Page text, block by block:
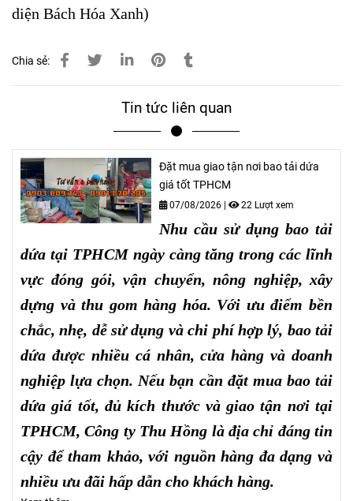
diện Bách Hóa Xanh)
Chia sẻ:
Tin tức liên quan
Đặt mua giao tận nơi bao tải dứa
giá tốt TPHCM
07/08/2026 | 22 Lượt xem
Nhu cầu sử dụng bao tải
dứa tại TPHCM ngày càng tăng trong các lĩnh
vực đóng gói, vận chuyển, nông nghiệp, xây
dựng và thu gom hàng hóa. Với ưu điểm bền
chắc, nhẹ, dễ sử dụng và chi phí hợp lý, bao tải
dứa được nhiều cá nhân, cửa hàng và doanh
nghiệp lựa chọn. Nếu bạn cần đặt mua bao tải
dứa giá tốt, đủ kích thước và giao tận nơi tại
TPHCM, Công ty Thu Hồng là địa chỉ đáng tin
cậy để tham khảo, với nguồn hàng đa dạng và
nhiều ưu đãi hấp dẫn cho khách hàng.